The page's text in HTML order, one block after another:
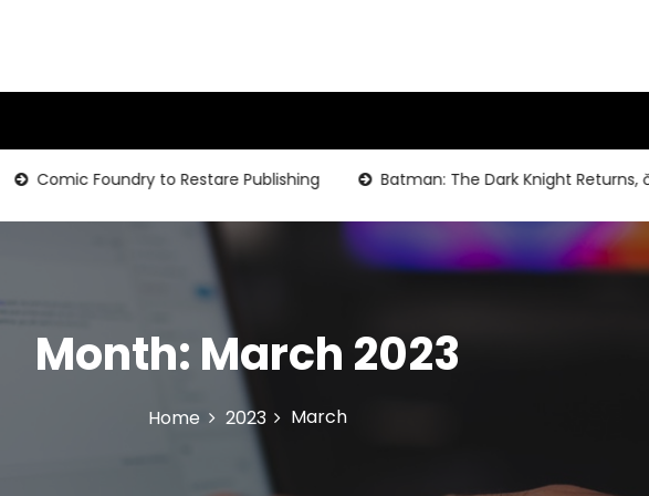
Comic Foundry to Restare Publishing Batman: The Dark Knight Returns, část 1
Month: March 2023
Home 2023 March